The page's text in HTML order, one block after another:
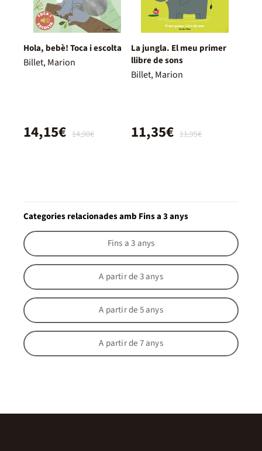
Hola, bebè! Toca i escolta
Billet, Marion
14,90€
14,15€
La jungla. El meu primer
llibre de sons
Billet, Marion
11,95€
11,35€
Categories relacionades amb Fins a 3 anys
Fins a 3 anys
A partir de 3 anys
A partir de 5 anys
A partir de 7 anys